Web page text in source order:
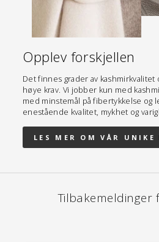
Opplev forskjellen
Det finnes grader av kashmirkvalitet
høye krav. Vi jobber kun med
med minstemål på fibertykkelse og
enestående kvalitet, mykhet og
LES MER OM VÅR UNIKE